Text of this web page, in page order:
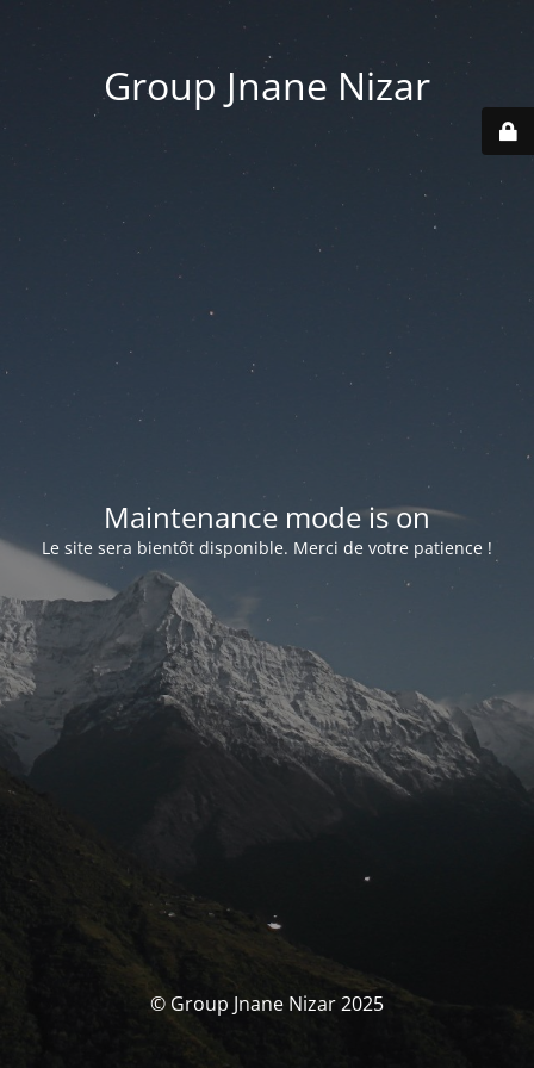
Group Jnane Nizar
Maintenance mode is on
Le site sera bientôt disponible. Merci de votre patience !
© Group Jnane Nizar 2025